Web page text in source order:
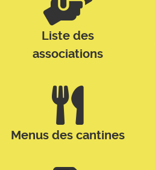
Liste des
associations
Menus des cantines